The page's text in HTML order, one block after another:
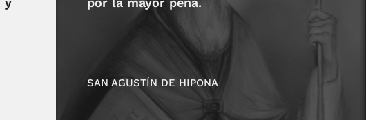
SAN AGUSTÍN DE HIPONA